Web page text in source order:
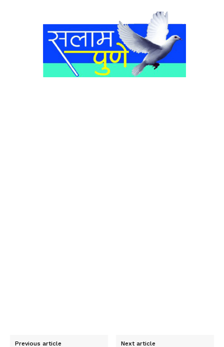
Previous article Next article